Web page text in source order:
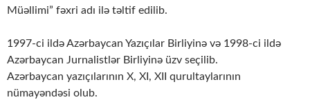
Müəllimi” fəxri adı ilə təltif edilib.
1997-ci ildə Azərbaycan Yazıçılar Birliyinə və 1998-ci ildə
Azərbaycan Jurnalistlər Birliyinə üzv seçilib.
Azərbaycan yazıçılarının X, XI, XII qurultaylarının
nümayəndəsi olub.